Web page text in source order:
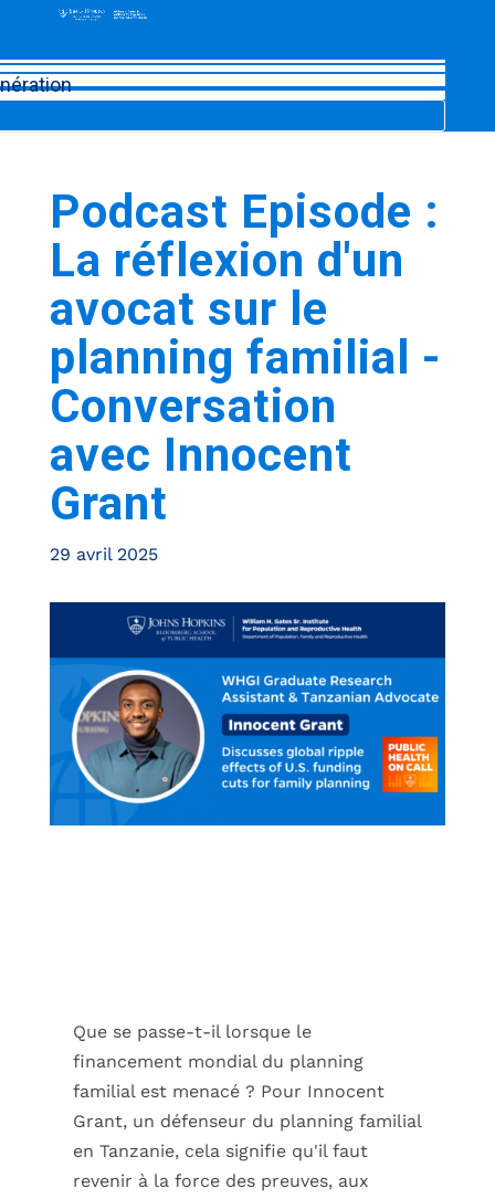
Podcast Episode :
La réflexion d'un
avocat sur le
planning familial -
Conversation
avec Innocent
Grant
29 avril 2025
Que se passe-t-il lorsque le
financement mondial du planning
familial est menacé ? Pour Innocent
Grant, un défenseur du planning familial
en Tanzanie, cela signifie qu'il faut
revenir à la force des preuves, aux